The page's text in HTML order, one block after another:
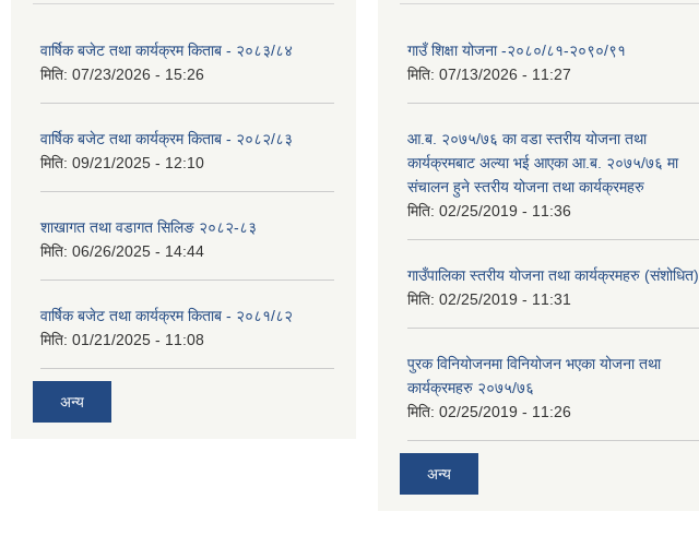
वार्षिक बजेट तथा कार्यक्रम किताब - २०८३/८४
मिति: 07/23/2026 - 15:26
वार्षिक बजेट तथा कार्यक्रम किताब - २०८२/८३
मिति: 09/21/2025 - 12:10
शाखागत तथा वडागत सिलिङ २०८२-८३
मिति: 06/26/2025 - 14:44
वार्षिक बजेट तथा कार्यक्रम किताब - २०८१/८२
मिति: 01/21/2025 - 11:08
अन्य
गाउँ शिक्षा योजना -२०८०/८१-२०९०/९१
मिति: 07/13/2026 - 11:27
आ.ब. २०७५/७६ का वडा स्तरीय योजना तथा
कार्यक्रमबाट अल्या भई आएका आ.ब. २०७५/७६ मा
स‌ंचालन हुने स्तरीय योजना तथा कार्यक्रमहरु
मिति: 02/25/2019 - 11:36
गाउँपालिका स्तरीय योजना तथा कार्यक्रमहरु (स‌ंशोधित)
मिति: 02/25/2019 - 11:31
पुरक विनियोजनमा विनियोजन भएका योजना तथा
कार्यक्रमहरु २०७५/७६
मिति: 02/25/2019 - 11:26
अन्य